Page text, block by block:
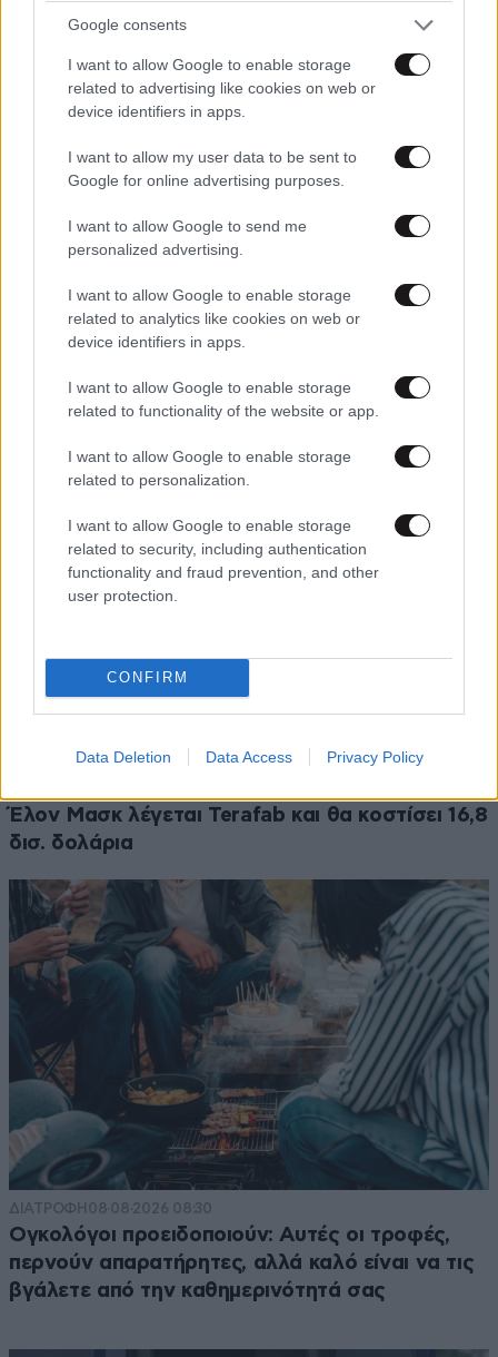
Google consents
I want to allow Google to enable storage
related to advertising like cookies on web or
device identifiers in apps.
I want to allow my user data to be sent to
Google for online advertising purposes.
I want to allow Google to send me
personalized advertising.
I want to allow Google to enable storage
related to analytics like cookies on web or
device identifiers in apps.
I want to allow Google to enable storage
related to functionality of the website or app.
I want to allow Google to enable storage
related to personalization.
I want to allow Google to enable storage
related to security, including authentication
functionality and fraud prevention, and other
user protection.
CONFIRM
Data Deletion Data Access Privacy Policy
ΑΘΛΗΤΙΚΑ 07·08·2026 21:30
Ακυρώνει δύο συμβόλαια ο Λαρεντζάκης και
υπογράφει σε ελληνική ομάδα-έκπληξη!
07·08·2026 23:03
Έλον Μασκ λέγεται Terafab και θα κοστίσει 16,8
δισ. δολάρια
ΔΙΑΤΡΟΦΗ 08·08·2026 08:30
Ογκολόγοι προειδοποιούν: Αυτές οι τροφές,
περνούν απαρατήρητες, αλλά καλό είναι να τις
βγάλετε από την καθημερινότητά σας